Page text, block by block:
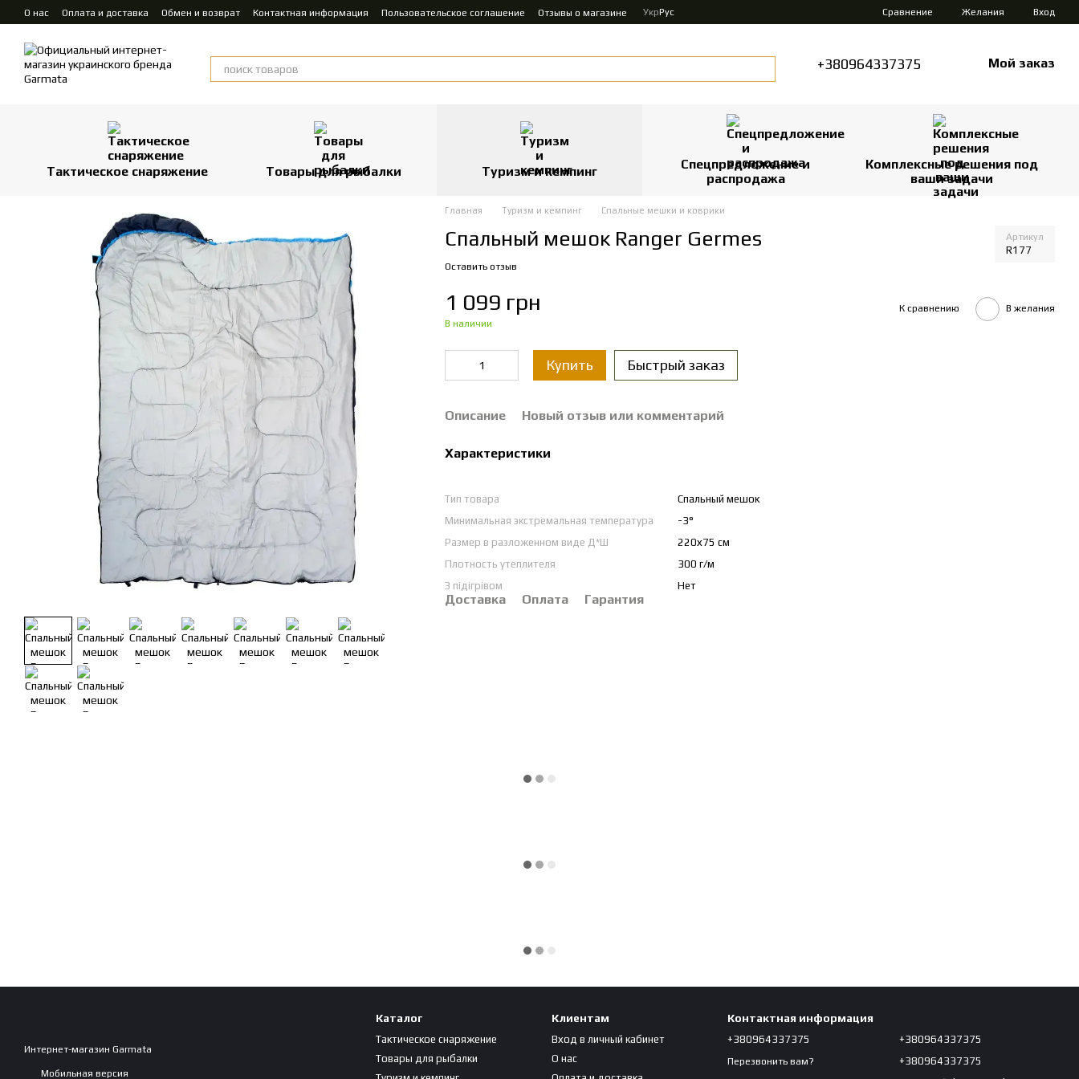
Перейти к основному контенту
О нас Оплата и доставка Обмен и возврат Контактная информация Пользовательское соглашение Отзывы о магазине УкрРус Сравнение Желания Вход
+380964337375 Мой заказ
Тактическое снаряжение Товары для рыбалки Туризм и кемпинг
Спецпредложение и
распродажа
Комплексные решения под
ваши задачи
Главная Туризм и кемпинг Спальные мешки и коврики
Спальный мешок Ranger Germes Артикул
R177
Оставить отзыв
1 099 грн
В наличии
К сравнению В желания
Купить Быстрый заказ
Описание Новый отзыв или комментарий
Характеристики
Тип товара
Спальный мешок
Минимальная экстремальная температура
-3°
Размер в разложенном виде Д*Ш
220х75 см
Плотность утеплителя
300 г/м
З підігрівом
Нет
Доставка Оплата Гарантия
Интернет-магазин Garmata
Мобильная версия
Каталог
Тактическое снаряжение
Товары для рыбалки
Клиентам
Вход в личный кабинет
О нас
Контактная информация
+380964337375
Перезвонить вам?
+380964337375
+380964337375